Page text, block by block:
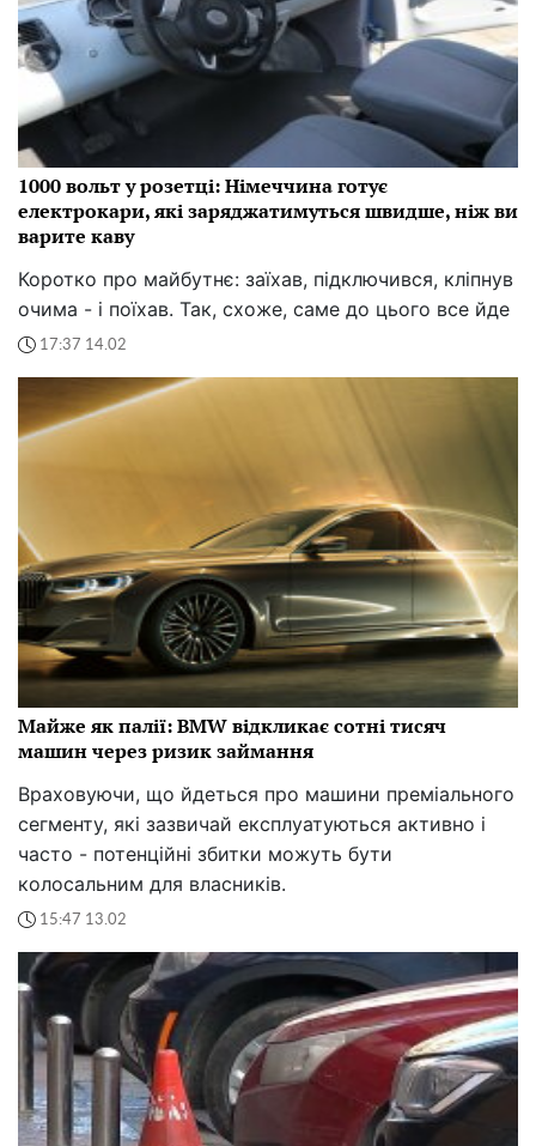
1000 вольт у розетці: Німеччина готує
електрокари, які заряджатимуться швидше, ніж ви
варите каву
Коротко про майбутнє: заїхав, підключився, кліпнув
очима - і поїхав. Так, схоже, саме до цього все йде
17:37 14.02
Майже як палії: BMW відкликає сотні тисяч
машин через ризик займання
Враховуючи, що йдеться про машини преміального
сегменту, які зазвичай експлуатуються активно і
часто - потенційні збитки можуть бути
колосальним для власників.
15:47 13.02